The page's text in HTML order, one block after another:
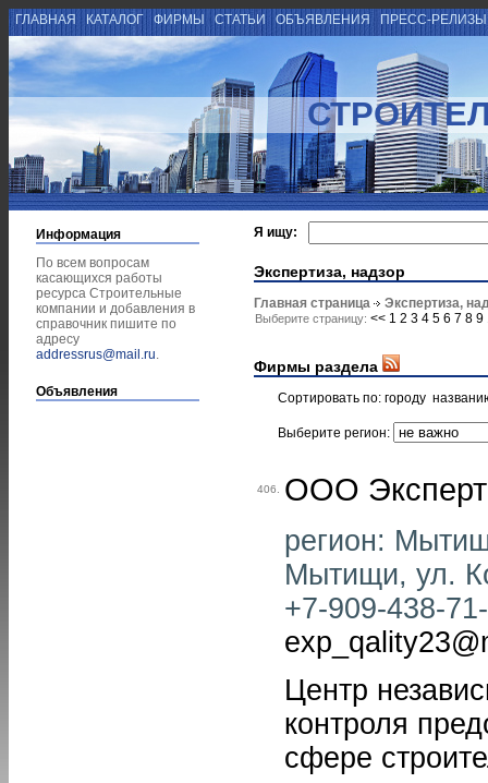
ГЛАВНАЯ КАТАЛОГ ФИРМЫ СТАТЬИ ОБЪЯВЛЕНИЯ ПРЕСС-
Информация
По всем вопросам
касающихся работы
ресурса Строительные
компании и добавления в
справочник пишите по
адресу
addressrus@mail.ru.
Объявления
Я ищу:
Экспертиза, надзор
Главная страница Экспертиза,
Выберите страницу: << 1 2 3 4 5 6 7 8 9
Фирмы раздела
Сортировать по: городу
Выберите регион:
406. ООО Эксперт
регион:
Мытищи, ул.
+7-909-438-
Центр
контроля
сфере